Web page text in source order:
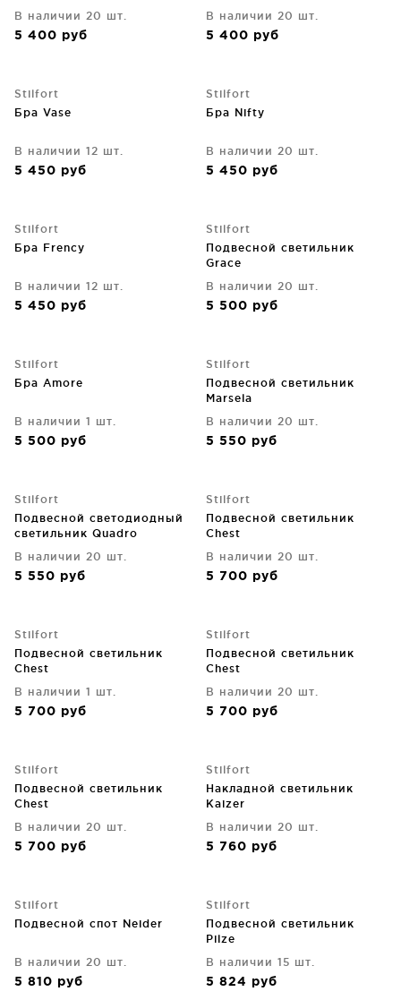
В наличии 20 шт.
5 400 руб
В наличии 20 шт.
5 400 руб
Stilfort
Бра Vase
В наличии 12 шт.
5 450 руб
Stilfort
Бра Nifty
В наличии 20 шт.
5 450 руб
Stilfort
Бра Frency
В наличии 12 шт.
5 450 руб
Stilfort
Подвесной светильник
Grace
В наличии 20 шт.
5 500 руб
Stilfort
Бра Amore
В наличии 1 шт.
5 500 руб
Stilfort
Подвесной светильник
Marsela
В наличии 20 шт.
5 550 руб
Stilfort
Подвесной светодиодный
светильник Quadro
В наличии 20 шт.
5 550 руб
Stilfort
Подвесной светильник
Chest
В наличии 20 шт.
5 700 руб
Stilfort
Подвесной светильник
Chest
В наличии 1 шт.
5 700 руб
Stilfort
Подвесной светильник
Chest
В наличии 20 шт.
5 700 руб
Stilfort
Подвесной светильник
Chest
В наличии 20 шт.
5 700 руб
Stilfort
Накладной светильник
Kaizer
В наличии 20 шт.
5 760 руб
Stilfort
Подвесной спот Neider
В наличии 20 шт.
5 810 руб
Stilfort
Подвесной светильник
Pilze
В наличии 15 шт.
5 824 руб